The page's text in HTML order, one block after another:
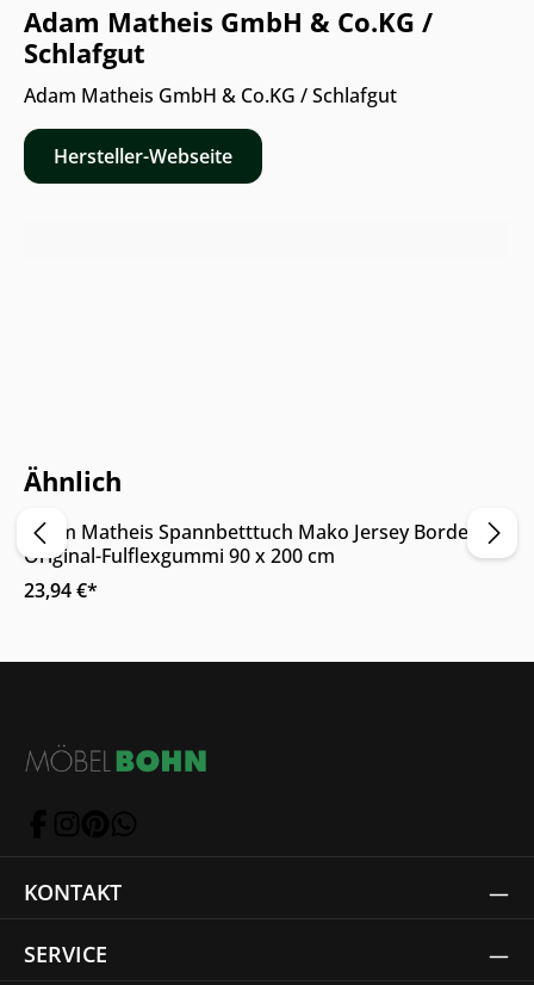
Adam Matheis GmbH & Co.KG /
Schlafgut
Adam Matheis GmbH & Co.KG / Schlafgut
Hersteller-Webseite
Ähnlich
Nur Online erhältlich
Adam Matheis Spannbetttuch Mako Jersey Bordeaux
Original-Fulflexgummi 90 x 200 cm
23,94 €*
KONTAKT
SERVICE